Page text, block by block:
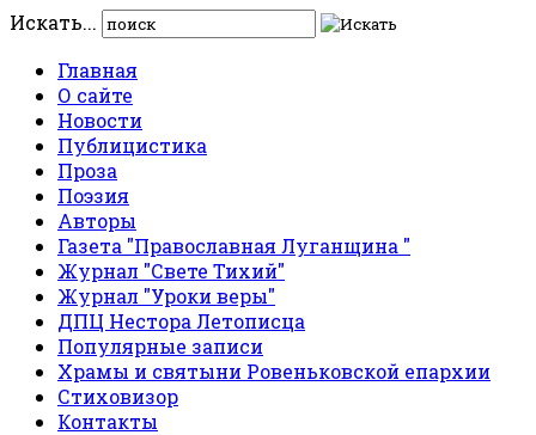
Искать...
Главная
О сайте
Новости
Публицистика
Проза
Поэзия
Авторы
Газета "Православная Луганщина "
Журнал "Свете Тихий"
Журнал "Уроки веры"
ДПЦ Нестора Летописца
Популярные записи
Храмы и святыни Ровеньковской епархии
Стиховизор
Контакты